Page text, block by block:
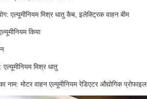
एल्यूमीनियम मिश्र धातु कैब, इलेक्ट्रिक वाहन बीम
किया
एल्यूमीनियम मिश्र धातु
नाम: मोटर वाहन एल्यूमीनियम रेडिएटर औद्योगिक प्रोफाइल